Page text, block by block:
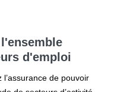
l'ensemble
d'emploi
l’assurance de pouvoir